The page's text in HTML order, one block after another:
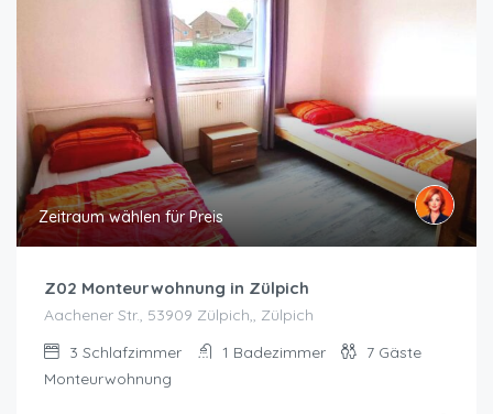
Zeitraum wählen für Preis
Z02 Monteurwohnung in Zülpich
Aachener Str., 53909 Zülpich,, Zülpich
3 Schlafzimmer 1 Badezimmer 7 Gäste
Monteurwohnung